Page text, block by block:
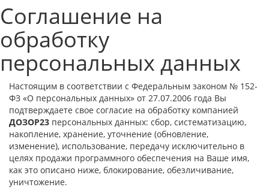
Соглашение на
обработку
персональных данных
Настоящим в соответствии с Федеральным законом № 152-
ФЗ «О персональных данных» от 27.07.2006 года Вы
подтверждаете свое согласие на обработку компанией
ДОЗОР23 персональных данных: сбор, систематизацию,
накопление, хранение, уточнение (обновление,
изменение), использование, передачу исключительно в
целях продажи программного обеспечения на Ваше имя,
как это описано ниже, блокирование, обезличивание,
уничтожение.